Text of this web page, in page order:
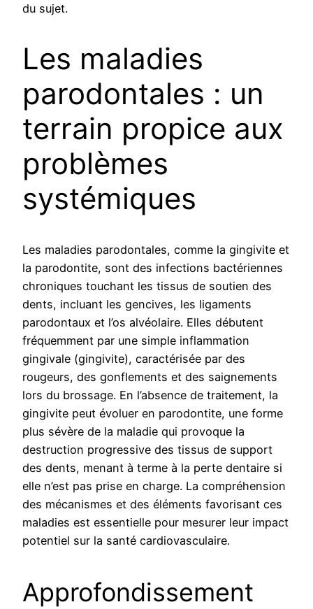
du sujet.
Les maladies
parodontales : un
terrain propice aux
problèmes
systémiques
Les maladies parodontales, comme la gingivite et
la parodontite, sont des infections bactériennes
chroniques touchant les tissus de soutien des
dents, incluant les gencives, les ligaments
parodontaux et l’os alvéolaire. Elles débutent
fréquemment par une simple inflammation
gingivale (gingivite), caractérisée par des
rougeurs, des gonflements et des saignements
lors du brossage. En l’absence de traitement, la
gingivite peut évoluer en parodontite, une forme
plus sévère de la maladie qui provoque la
destruction progressive des tissus de support
des dents, menant à terme à la perte dentaire si
elle n’est pas prise en charge. La compréhension
des mécanismes et des éléments favorisant ces
maladies est essentielle pour mesurer leur impact
potentiel sur la santé cardiovasculaire.
Approfondissement